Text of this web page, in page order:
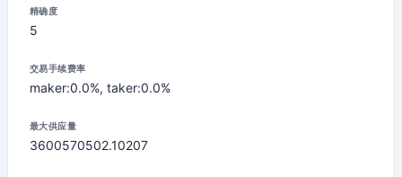
精确度
5
交易手续费率
maker:0.0%, taker:0.0%
最大供应量
3600570502.10207